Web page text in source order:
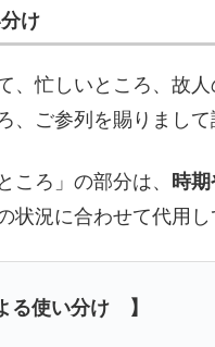
け
、忙しいところ、故
、ご参列を賜りまし
ころ」の部分は、 時
状況に合わせて代用し
る使い分け 】